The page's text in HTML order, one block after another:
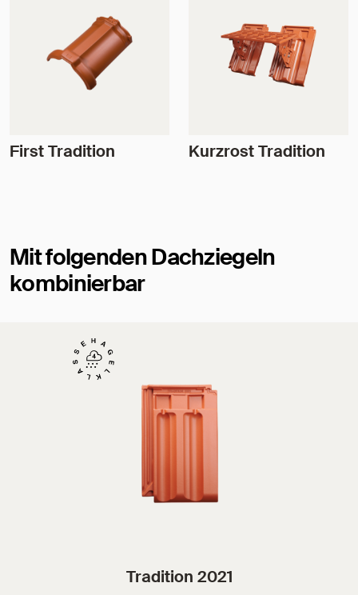
First Tradition Kurzrost Tradition
Mit folgenden Dachziegeln
kombinierbar
Tradition 2021